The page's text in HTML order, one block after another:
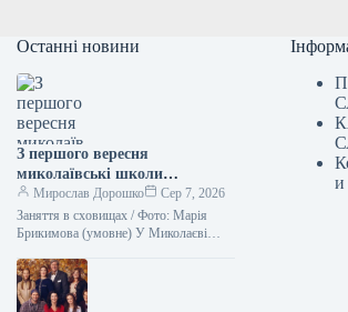
Останні новини
З першого вересня
миколаївські школи
розпочнуть навчання, проте
уроки проводитимуться
виключно в захисних
Мирослав Дорошко
Сер 7, 2026
Заняття в сховищах / Фото: Марія
Брикимова (умовне) У Миколаєві
в укриттях. Міська влада розглядає
такий…
и